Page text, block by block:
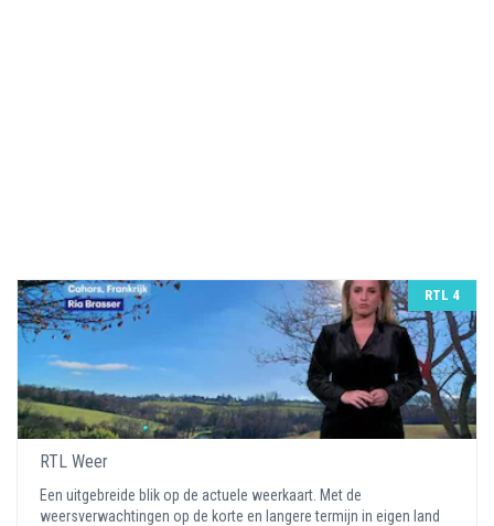
RTL 4
RTL Weer
Een uitgebreide blik op de actuele weerkaart. Met de
weersverwachtingen op de korte en langere termijn in eigen land